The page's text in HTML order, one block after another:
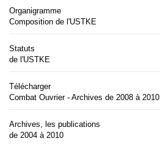
Organigramme
Composition de l'USTKE
Statuts
de l'USTKE
Télécharger
Combat Ouvrier - Archives de 2008 à 2010
Archives, les publications
de 2004 à 2010